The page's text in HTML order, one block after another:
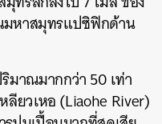
มหาสมุทรแปซิฟิกด้าน
มาณมากกว่า 50 เท่า
ยวเหอ (Liaohe River)